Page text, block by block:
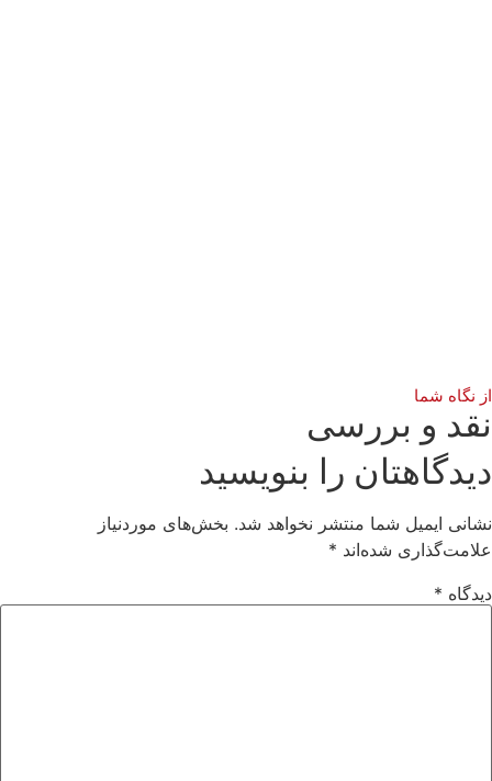
نگاه شما
و بررسی
را بنویسید
ایمیل شما منتشر نخواهد شد. بخش‌های موردنیاز
شده‌اند*
*